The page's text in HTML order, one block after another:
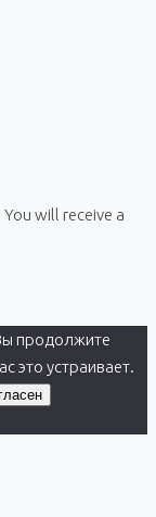
will receive a
продолжите
это устраивает.